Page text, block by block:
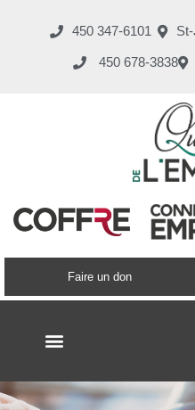
450 347-6101
450 678-3838
Faire un don